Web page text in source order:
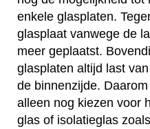
enkele glasplaten.
glasplaat vanwege de
meer geplaatst.
glasplaten altijd last
de binnenzijde.
alleen nog kiezen voor
glas of isolatieglas